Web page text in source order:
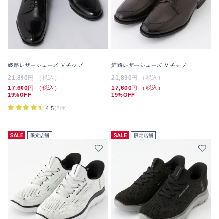
姫路レザーシューズ Ｖチップ
21,890円 （税込）
17,600円 （税込）
19%OFF
4.5(2件)
姫路レザーシューズ Ｖチップ
21,890円 （税込）
17,600円 （税込）
19%OFF